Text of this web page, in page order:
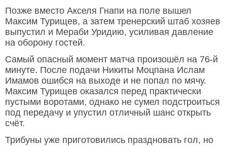
Позже вместо Акселя Гнапи на поле вышел
Максим Турищев, а затем тренерский штаб хозяев
выпустил и Мераби Уридию, усиливая давление
на оборону гостей.
Самый опасный момент матча произошёл на 76-й
минуте. После подачи Никиты Моцпана Ислам
Имамов ошибся на выходе и не попал по мячу.
Максим Турищев оказался перед практически
пустыми воротами, однако не сумел подстроиться
под передачу и упустил отличный шанс открыть
счёт.
Трибуны уже приготовились праздновать гол, но